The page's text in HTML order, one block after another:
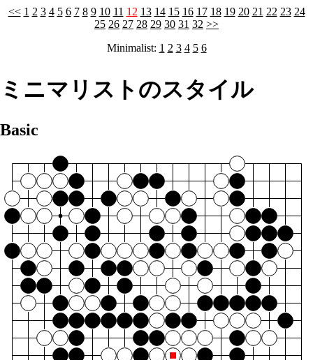
<< 1 2 3 4 5 6 7 8 9 10 11 12 13 14 15 16 17 18 19 20 21 22 23 24
25 26 27 28 29 30 31 32 >>
Minimalist: 1 2 3 4 5 6
ミニマリストのスタイル
Basic